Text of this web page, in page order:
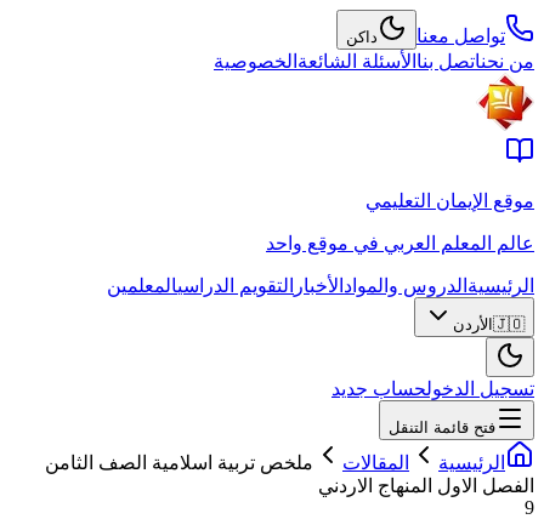
تواصل معنا داكن
من نحناتصل بنا الأسئلة الشائعة الخصوصية
موقع الإيمان التعليمي
عالم المعلم العربي في موقع واحد
الرئيسية الدروس والمواد الأخبار التقويم الدراسيالمعلمين
🇯🇴 الأردن
تسجيل الدخولحساب جديد
فتح قائمة التنقل
الرئيسية المقالات
ملخص تربية اسلامية الصف الثامن
الفصل الاول المنهاج الاردني
9